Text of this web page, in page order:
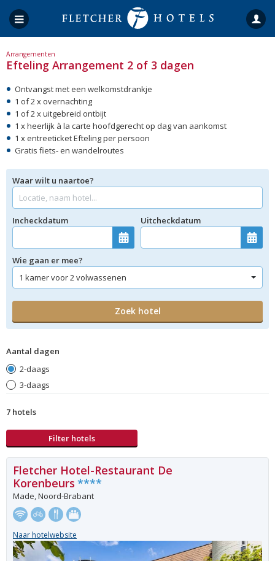
Arrangementen
Efteling Arrangement 2 of 3 dagen
Ontvangst met een welkomstdrankje
1 of 2 x overnachting
1 of 2 x uitgebreid ontbijt
1 x heerlijk à la carte hoofdgerecht op dag van aankomst
1 x entreeticket Efteling per persoon
Gratis fiets- en wandelroutes
Waar wilt u naartoe?
Incheckdatum Uitcheckdatum
Wie gaan er mee?
Aantal dagen
2-daags
3-daags
7 hotels
Filter hotels
Fletcher Hotel-Restaurant De
Korenbeurs ****
Made, Noord-Brabant
Naar hotelwebsite